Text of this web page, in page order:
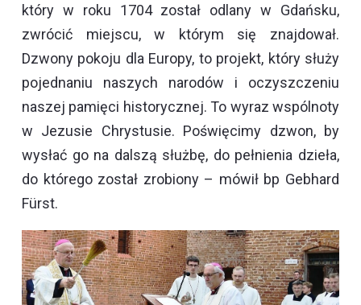
który w roku 1704 został odlany w Gdańsku,
zwrócić miejscu, w którym się znajdował.
Dzwony pokoju dla Europy, to projekt, który służy
pojednaniu naszych narodów i oczyszczeniu
naszej pamięci historycznej. To wyraz wspólnoty
w Jezusie Chrystusie. Poświęcimy dzwon, by
wysłać go na dalszą służbę, do pełnienia dzieła,
do którego został zrobiony – mówił bp Gebhard
Fürst.